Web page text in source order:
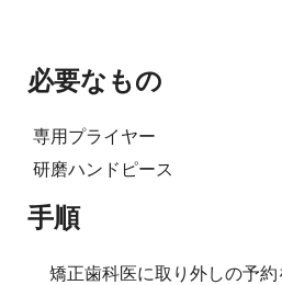
必要なもの
専用プライヤー
研磨ハンドピース
手順
矯正歯科医に取り外しの予